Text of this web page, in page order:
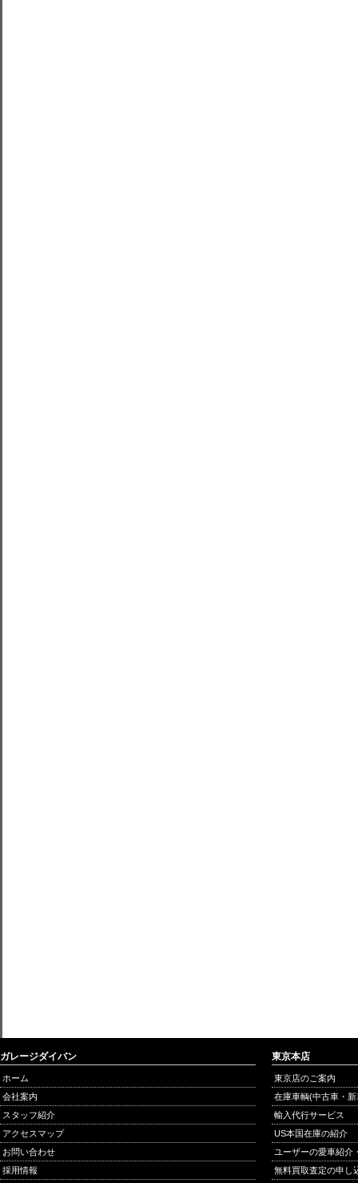
ガレージダイバン
ホーム
会社案内
スタッフ紹介
アクセスマップ
お問い合わせ
採用情報
東京本店
東京店のご案内
在庫車輌(中古車・
輸入代行サービス
US本国在庫の紹介
ユーザーの愛車紹介
無料買取査定の申し